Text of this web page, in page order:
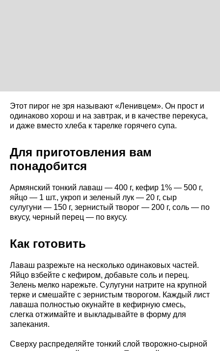
Этот пирог не зря называют «Ленивцем». Он прост и
одинаково хорош и на завтрак, и в качестве перекуса,
и даже вместо хлеба к тарелке горячего супа.
Для приготовления вам
понадобится
Армянский тонкий лаваш — 400 г, кефир 1% — 500 г,
яйцо — 1 шт., укроп и зеленый лук — 20 г, сыр
сулугуни — 150 г, зернистый творог — 200 г, соль — по
вкусу, черный перец — по вкусу.
Как готовить
Лаваш разрежьте на несколько одинаковых частей.
Яйцо взбейте с кефиром, добавьте соль и перец.
Зелень мелко нарежьте. Сулугуни натрите на крупной
терке и смешайте с зернистым творогом. Каждый лист
лаваша полностью окунайте в кефирную смесь,
слегка отжимайте и выкладывайте в форму для
запекания.
Сверху распределяйте тонкий слой творожно-сырной